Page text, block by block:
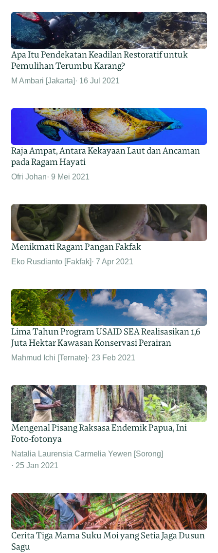
Apa Itu Pendekatan Keadilan Restoratif untuk
Pemulihan Terumbu Karang?
M Ambari [Jakarta] 16 Jul 2021
Raja Ampat, Antara Kekayaan Laut dan Ancaman
pada Ragam Hayati
Ofri Johan 9 Mei 2021
Menikmati Ragam Pangan Fakfak
Eko Rusdianto [Fakfak] 7 Apr 2021
Lima Tahun Program USAID SEA Realisasikan 1,6
Juta Hektar Kawasan Konservasi Perairan
Mahmud Ichi [Ternate] 23 Feb 2021
Mengenal Pisang Raksasa Endemik Papua, Ini
Foto-fotonya
Natalia Laurensia Carmelia Yewen [Sorong]
25 Jan 2021
Cerita Tiga Mama Suku Moi yang Setia Jaga Dusun
Sagu